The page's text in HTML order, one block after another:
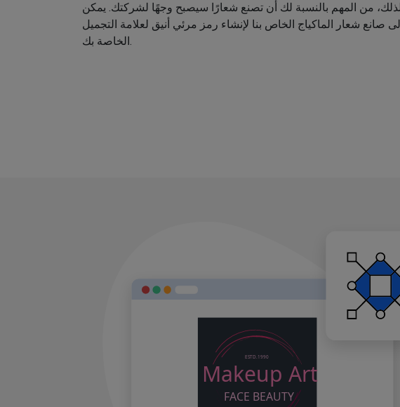
لذلك، من المهم بالنسبة لك أن تصنع شعارًا سيصبح وجهًا لشركتك. يمكن
صانع شعار الماكياج الخاص بنا لإنشاء رمز مرئي أنيق لعلامة التجميل
الخاصة بك.